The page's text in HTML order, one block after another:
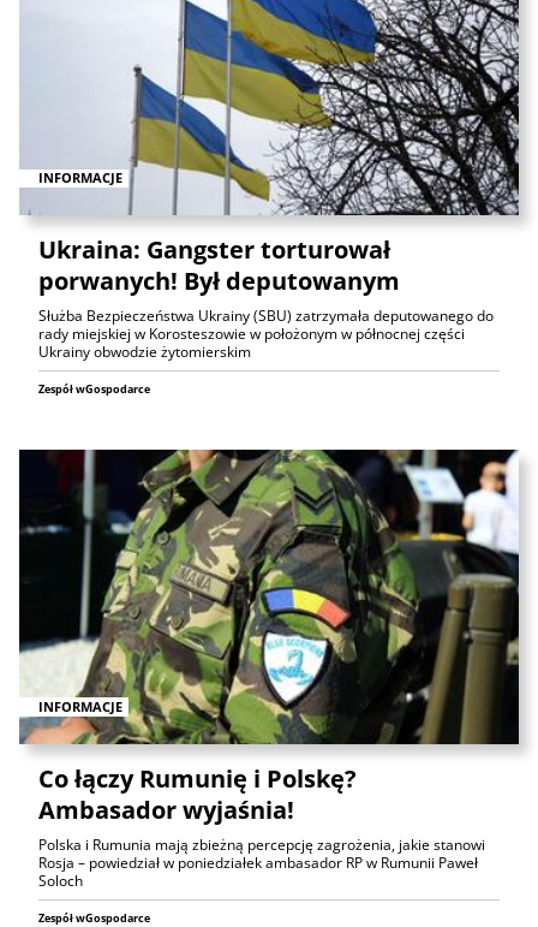
INFORMACJE
Ukraina: Gangster torturował
porwanych! Był deputowanym
Służba Bezpieczeństwa Ukrainy (SBU) zatrzymała deputowanego do
rady miejskiej w Korosteszowie w położonym w północnej części
Ukrainy obwodzie żytomierskim
Zespół wGospodarce
INFORMACJE
Co łączy Rumunię i Polskę?
Ambasador wyjaśnia!
Polska i Rumunia mają zbieżną percepcję zagrożenia, jakie stanowi
Rosja – powiedział w poniedziałek ambasador RP w Rumunii Paweł
Soloch
Zespół wGospodarce